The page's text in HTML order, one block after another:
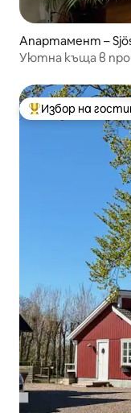
Апартамент –
Уютна къща в
Най-популярен
Избор на